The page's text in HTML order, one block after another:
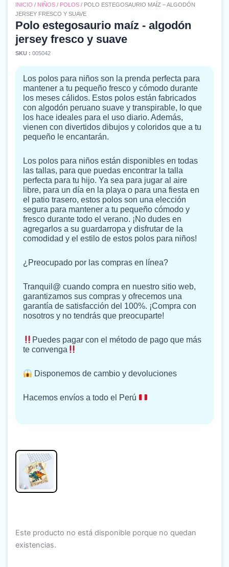
INICIO / NIÑOS / POLOS / POLO ESTEGOSAURIO MAÍZ – ALGODÓN
JERSEY FRESCO Y SUAVE
Polo estegosaurio maíz - algodón
jersey fresco y suave
SKU : 005042
Los polos para niños son la prenda perfecta para
mantener a tu pequeño fresco y cómodo durante
los meses cálidos. Estos polos están fabricados
con algodón peruano suave y transpirable, lo que
los hace ideales para el uso diario. Además,
vienen con divertidos dibujos y coloridos que a tu
pequeño le encantarán.
Los polos para niños están disponibles en todas
las tallas, para que puedas encontrar la talla
perfecta para tu hijo. Ya sea para jugar al aire
libre, para un día en la playa o para una fiesta en
el patio trasero, estos polos son una elección
segura para mantener a tu pequeño cómodo y
fresco durante todo el verano. ¡No dudes en
agregarlos a su guardarropa y disfrutar de la
comodidad y el estilo de estos polos para niños!
¿Preocupado por las compras en línea?
Tranquil@ cuando compra en nuestro sitio web,
garantizamos sus compras y ofrecemos una
garantía de satisfacción del 100%. ¡Compra con
nosotros y no tendrás que preocuparte!
Puedes pagar con el método de pago que más
te convenga
Disponemos de cambio y devoluciones
Hacemos envíos a todo el Perú
Este producto no está disponible porque no quedan
existencias.